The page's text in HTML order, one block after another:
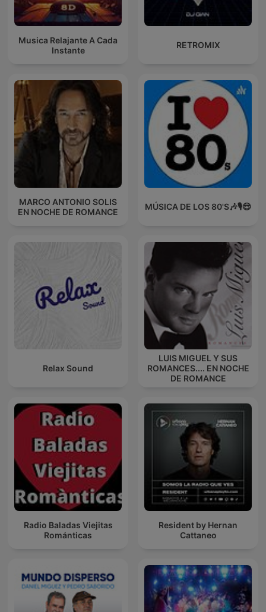
Musica Relajante A Cada
Instante
RETROMIX
MARCO ANTONIO SOLIS
EN NOCHE DE ROMANCE
MÚSICA DE LOS 80'S🎶🎙️😎
Relax Sound
LUIS MIGUEL Y SUS
ROMANCES.... EN NOCHE
DE ROMANCE
Radio Baladas Viejitas
Románticas
Resident by Hernan
Cattaneo